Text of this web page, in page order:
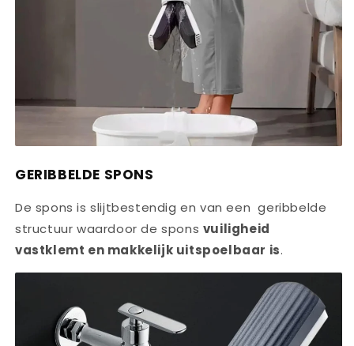
GERIBBELDE SPONS
De spons is slijtbestendig en van een geribbelde
structuur waardoor de spons vuiligheid
vastklemt en makkelijk uitspoelbaar is.